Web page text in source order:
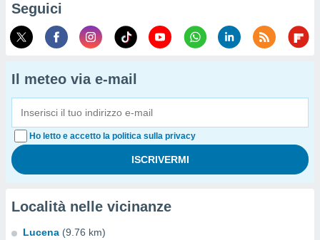
Seguici
Il meteo via e-mail
Ho letto e accetto la politica sulla privacy
Località nelle vicinanze
Lucena (9.76 km)